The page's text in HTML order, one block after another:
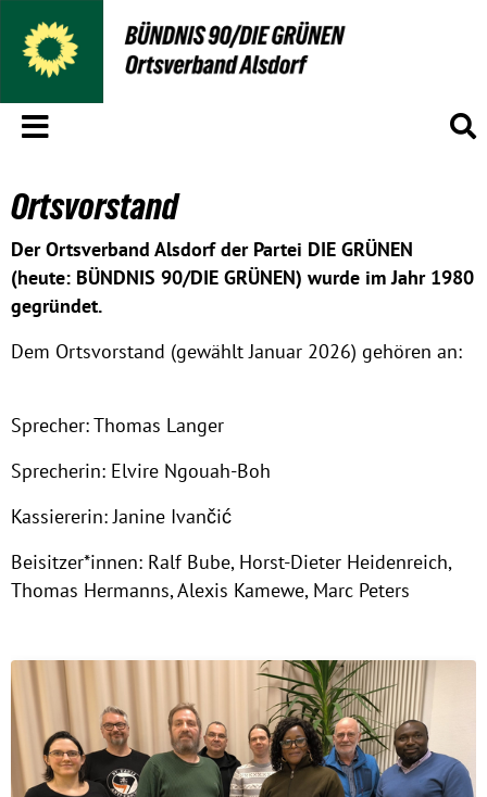
Menü
Ortsvorstand
Der Ortsverband Alsdorf der Partei DIE GRÜNEN
(heute: BÜNDNIS 90/DIE GRÜNEN) wurde im Jahr 1980
gegründet.
Dem Ortsvorstand (gewählt Januar 2026) gehören an:
Sprecher: Thomas Langer
Sprecherin: Elvire Ngouah-Boh
Kassiererin: Janine Ivančić
Beisitzer*innen: Ralf Bube, Horst-Dieter Heidenreich,
Thomas Hermanns, Alexis Kamewe, Marc Peters